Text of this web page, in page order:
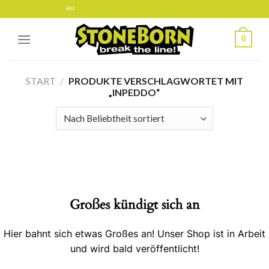
to
content
gerade im Aufbau
0
START / PRODUKTE VERSCHLAGWORTET MIT
„INPEDDO“
Großes kündigt sich an
Hier bahnt sich etwas Großes an! Unser Shop ist in Arbeit
und wird bald veröffentlicht!